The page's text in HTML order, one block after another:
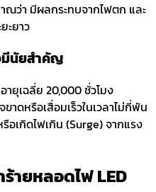
ณว่า มีผลกระทบจากไฟตก และ
ะยาว
มีนัยสำคัญ
ยุเฉลี่ย 20,000 ชั่วโมง
าดหรือเสื่อมเร็วในเวลาไม่กี่พัน
อเกิดไฟเกิน (Surge) จากแรง
ายหลอดไฟ LED